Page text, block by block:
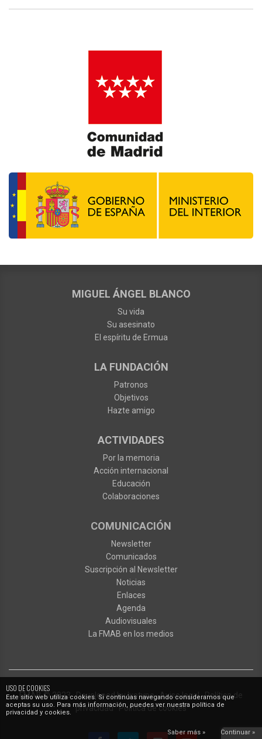
USO DE COOKIES
Este sitio web utiliza cookies. Si continúas navegando consideramos que
aceptas su uso. Para más información, puedes ver nuestra política de
privacidad y cookies.
Saber más » Continuar »
MIGUEL ÁNGEL BLANCO
Su vida
Su asesinato
El espíritu de Ermua
LA FUNDACIÓN
Patronos
Objetivos
Hazte amigo
ACTIVIDADES
Por la memoria
Acción internacional
Educación
Colaboraciones
COMUNICACIÓN
Newsletter
Comunicados
Suscripción al Newsletter
Noticias
Enlaces
Agenda
Audiovisuales
La FMAB en los medios
FMAB© 2023·Developed byIxotype·Aviso legal·Política de
privacidad·Política de cookies